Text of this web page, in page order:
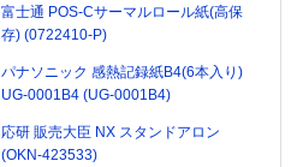
富士通 POS-Cサーマルロール紙(高保
存) (0722410-P)
パナソニック 感熱記録紙B4(6本入り)
UG-0001B4 (UG-0001B4)
応研 販売大臣 NX スタンドアロン
(OKN-423533)